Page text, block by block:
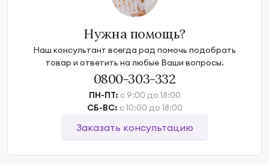
Нужна помощь?
Наш консультант всегда рад помочь подобрать
товар и ответить на любые Ваши вопросы.
0800-303-332
ПН-ПТ: с 9:00 до 18:00
СБ-ВС: с 10:00 до 18:00
Заказать консультацию